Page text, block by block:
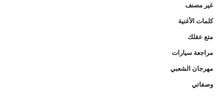
غير مصنف
كلمات الأغنية
متع عقلك
مراجعة سيارات
مهرجان الشعبي
وصفاتي